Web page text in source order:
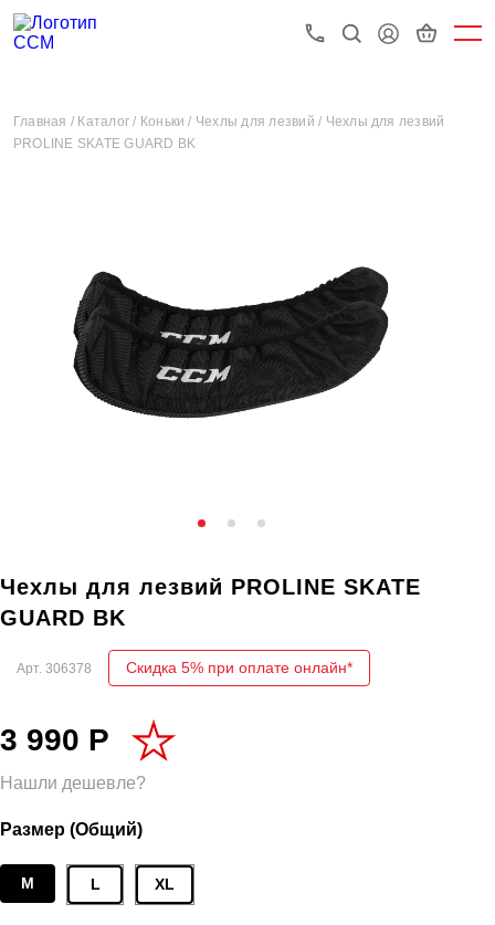
Главная / Каталог / Коньки / Чехлы для лезвий / Чехлы для лезвий
PROLINE SKATE GUARD BK
Чехлы для лезвий PROLINE SKATE
GUARD BK
Арт. 306378 Скидка 5% при оплате онлайн*
3 990 Р
Нашли дешевле?
Размер (Общий)
M L XL